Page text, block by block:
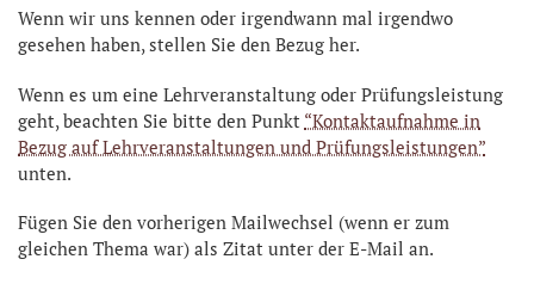
Wenn wir uns kennen oder irgendwann mal irgendwo
gesehen haben, stellen Sie den Bezug her.
Wenn es um eine Lehrveranstaltung oder Prüfungsleistung
geht, beachten Sie bitte den Punkt “Kontaktaufnahme in
Bezug auf Lehrveranstaltungen und Prüfungsleistungen”
unten.
Fügen Sie den vorherigen Mailwechsel (wenn er zum
gleichen Thema war) als Zitat unter der E-Mail an.